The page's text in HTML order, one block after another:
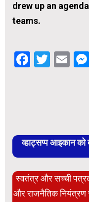
drew up an
teams.
व्हाट्सप्प आइकान
स्वतंत्र और सच्ची
और राजनैतिक नियंत्रण